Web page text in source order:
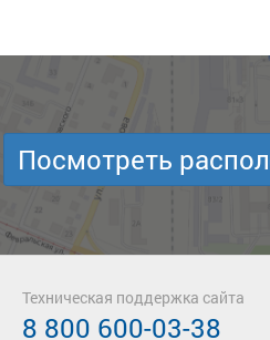
Посмотреть
Техническая поддержка сайта
8 800 600-03-38